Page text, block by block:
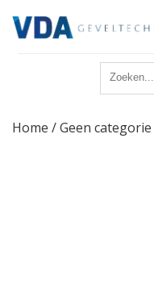
Reparatie
Home /Geen categorie